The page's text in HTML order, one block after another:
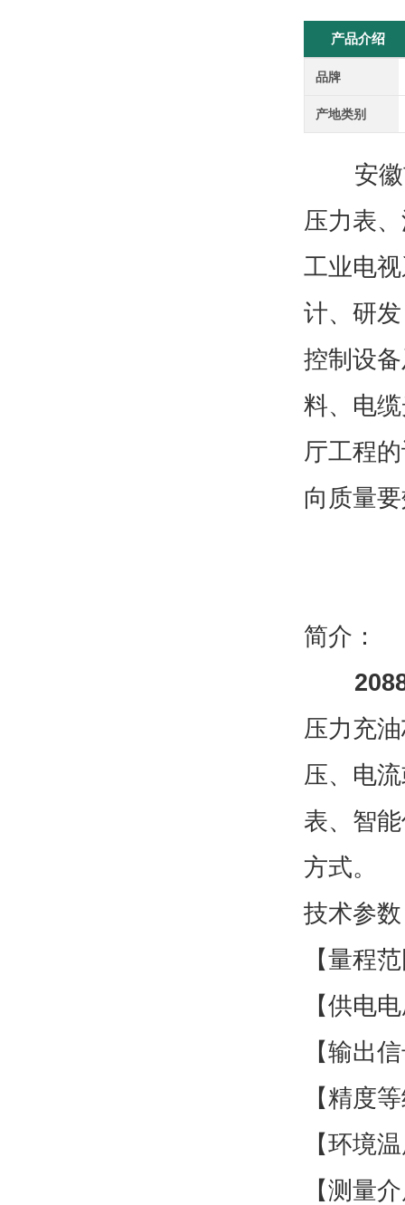
产品介绍
品牌
产地类别
安徽吉
压力表
工业电
计、研
控制设
料、电
厅工程
向质量
简介：
压力充
压、电
表、智
方式。
技术参
【量程
【供电
【输出
【精度
【环境
【测量